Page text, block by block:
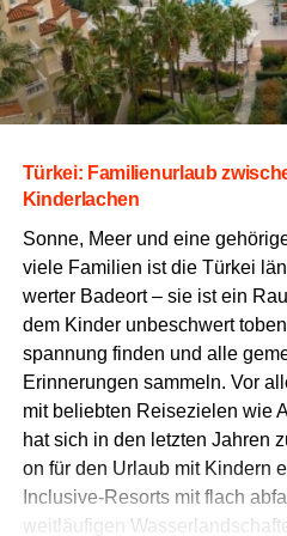
Tür­kei: Fami­li­en­ur­laub
Kinderlachen
Son­ne, Meer und eine
vie­le Fami­li­en ist die Tür­kei
wer­ter Bade­ort – sie ist ein
dem Kin­der unbe­schwert
span­nung fin­den und alle
Erin­ne­run­gen sam­meln. Vor
mit belieb­ten Rei­se­zie­len wie
hat sich in den letz­ten Jah­ren
on für den Urlaub mit Kin­dern
Inclu­si­ve-Resorts mit flach
weit­läu­fi­gen